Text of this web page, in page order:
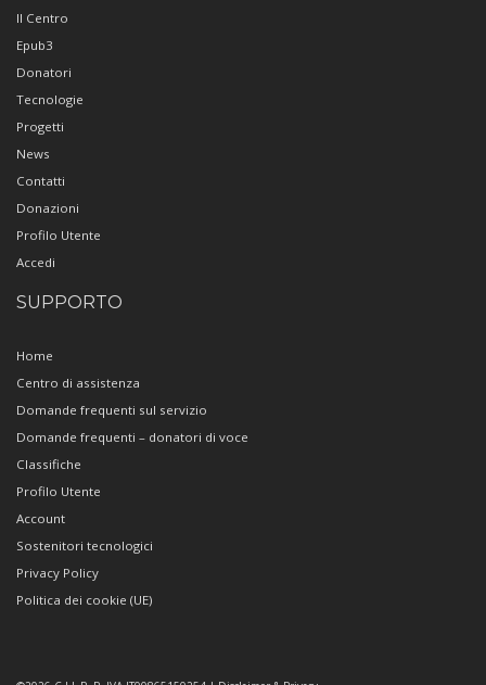
Il Centro
Epub3
Donatori
Tecnologie
Progetti
News
Contatti
Donazioni
Profilo Utente
Accedi
SUPPORTO
Home
Centro di assistenza
Domande frequenti sul servizio
Domande frequenti – donatori di voce
Classifiche
Profilo Utente
Account
Sostenitori tecnologici
Privacy Policy
Politica dei cookie (UE)